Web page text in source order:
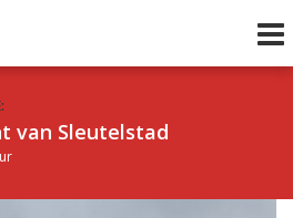
van Sleutelstad